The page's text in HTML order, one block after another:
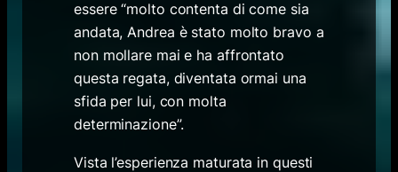
essere “molto contenta di come sia
andata, Andrea è stato molto bravo a
non mollare mai e ha affrontato
questa regata, diventata ormai una
sfida per lui, con molta
determinazione”.
Vista l’esperienza maturata in questi